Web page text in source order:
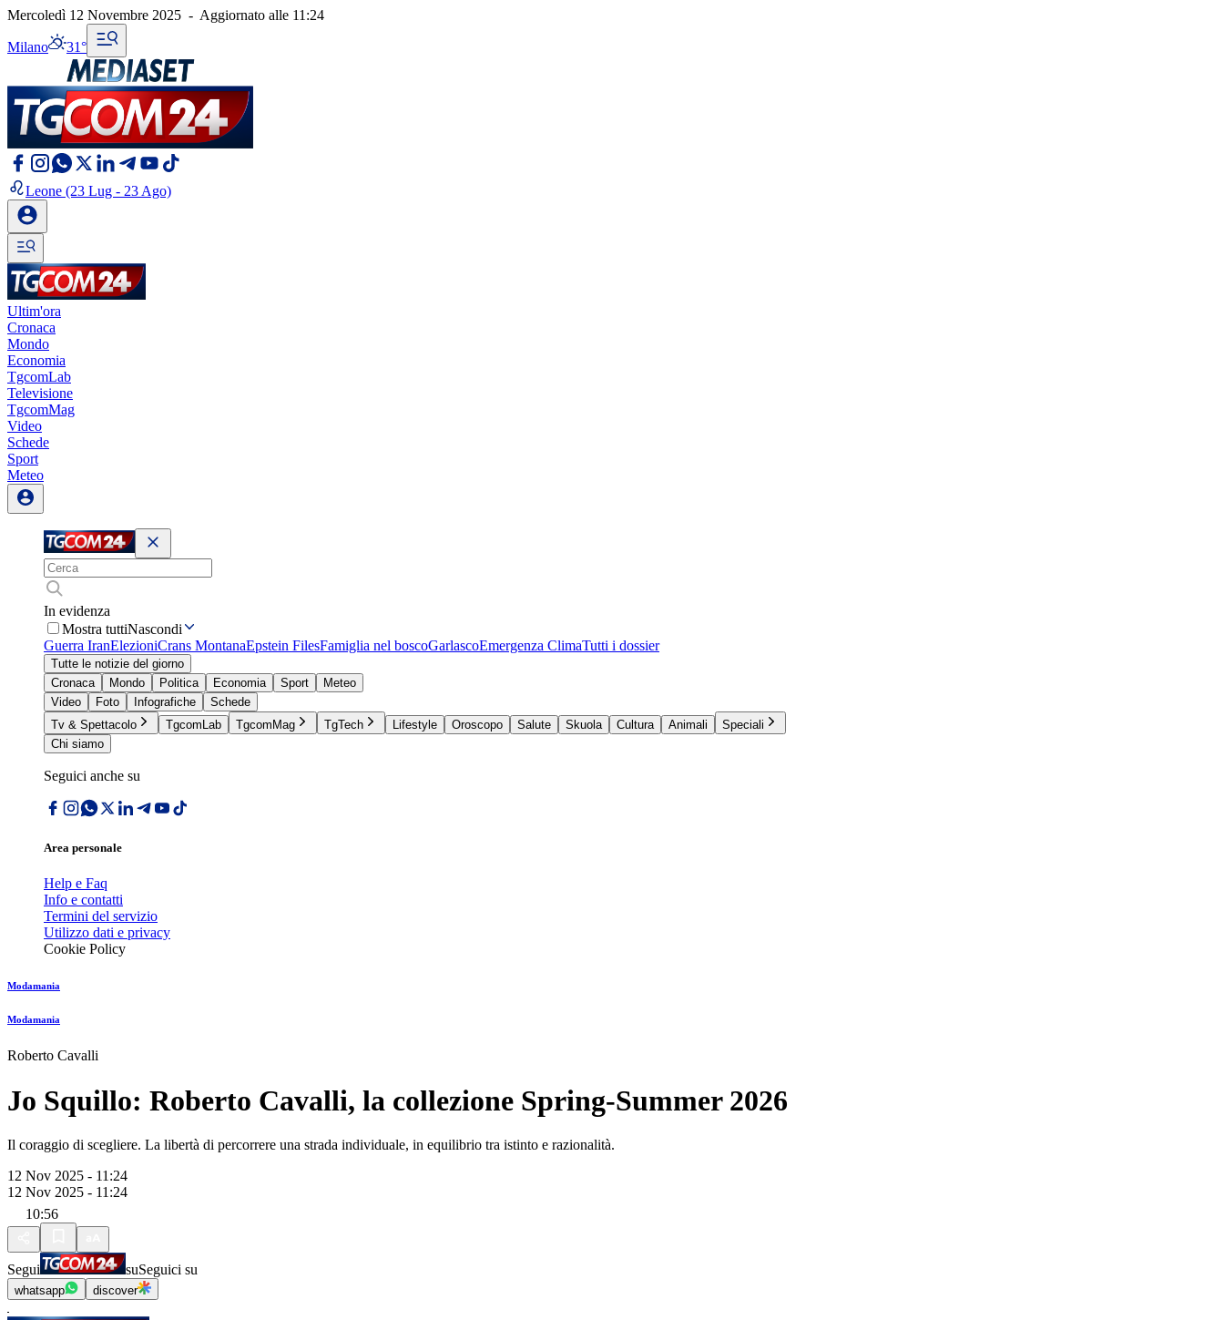
Mercoledì 12 Novembre 2025 - Aggiornato alle 11:24
Milano 31°
Leone (23 Lug - 23 Ago)
Ultim'ora
Cronaca
Mondo
Economia
TgcomLab
Televisione
TgcomMag
Video
Schede
Sport
Meteo
In evidenza
Mostra tuttiNascondi
Guerra IranElezioniCrans MontanaEpstein FilesFamiglia nel boscoGarlascoEmergenza ClimaTutti i dossier
Tutte le notizie del giorno
Cronaca
Mondo Politica Economia Sport
Meteo
Video
Foto Infografiche
Schede
Tv & Spettacolo
TgcomLab TgcomMag TgTech Lifestyle Oroscopo Salute Skuola Cultura Animali
Speciali
Chi siamo
Seguici anche su
Area personale
Help e Faq
Info e contatti
Termini del servizio
Utilizzo dati e privacy
Cookie Policy
Modamania
Modamania
Roberto Cavalli
Jo Squillo: Roberto Cavalli, la collezione Spring-Summer 2026
Il coraggio di scegliere. La libertà di percorrere una strada individuale, in equilibrio tra istinto e razionalità.
12 Nov 2025 - 11:24
12 Nov 2025 - 11:24
10:56
Segui suSeguici su
whatsapp discover